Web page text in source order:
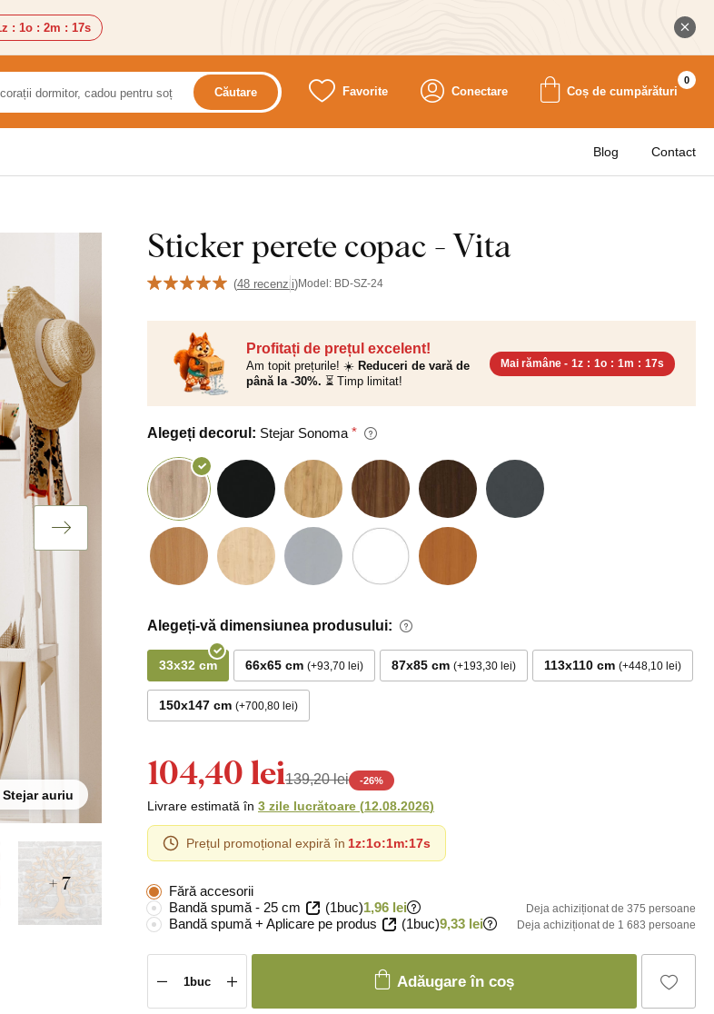
: 1o : 2m : 16s
Căutare Favorite Conectare Coș de cumpărături
0
Blog Contact
Sticker perete copac - Vita
(48 recenzii)Model: BD-SZ-24
Stejar auriu
+ 7
Profitați de prețul excelent!
Am topit prețurile! ☀️ Reduceri de vară de
până la -30%. ⏳ Timp limitat!
Mai rămâne - 1z : 1o : 1m : 16s
Alegeți decorul: Stejar Sonoma
Alegeți-vă dimensiunea produsului:
33x32 cm 66x65 cm +93,70 lei 87x85 cm +193,30 lei 113x110 cm +448,10 lei
150x147 cm +700,80 lei
104,40 lei139,20 lei -26%
Livrare estimată în 3 zile lucrătoare (12.08.2026)
Prețul promoțional expiră în 1z:1o:1m:16s
Fără accesorii
Bandă spumă - 25 cm
(1buc)1,96 lei Deja achiziționat de 375 persoane
Bandă spumă + Aplicare pe produs (1buc)9,33 lei Deja achiziționat de 1 683 persoane
Adăugare în coș